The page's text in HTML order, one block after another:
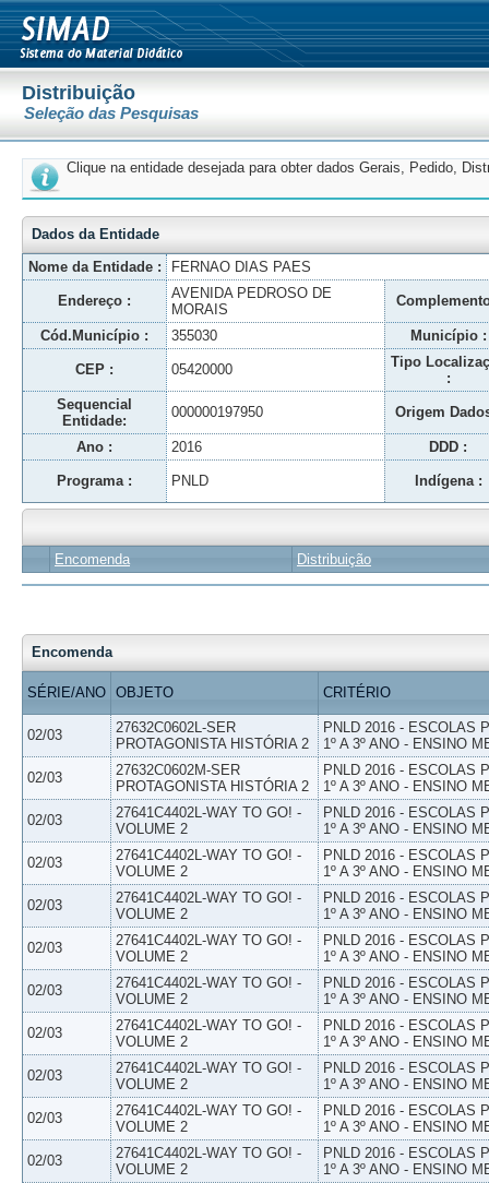
Distribuição
Seleção das Pesquisas
Clique na entidade desejada para obter dados Gerais, Pedido,
Dados da Entidade
Nome da Entidade :
FERNAO DIAS PAES
Endereço :
AVENIDA PEDROSO DE
MORAIS
Cód.Município : 355030 Município :
CEP : 05420000
Tipo
:
Sequencial
Entidade:
000000197950 Origem
Ano : 2016 DDD :
Programa : PNLD Indígena :
Encomenda Distribuição
Encomenda
SÉRIE/ANO OBJETO CRITÉRIO
02/03
27632C0602L-SER
PROTAGONISTA HISTÓRIA 2
PNLD 2016 - ESCOLAS
1º A 3º ANO - ENSINO
02/03
27632C0602M-SER
PROTAGONISTA HISTÓRIA 2
PNLD 2016 - ESCOLAS
1º A 3º ANO - ENSINO
02/03
27641C4402L-WAY TO GO! -
VOLUME 2
PNLD 2016 - ESCOLAS
1º A 3º ANO - ENSINO
02/03
27641C4402L-WAY TO GO! -
VOLUME 2
PNLD 2016 - ESCOLAS
1º A 3º ANO - ENSINO
02/03
27641C4402L-WAY TO GO! -
VOLUME 2
PNLD 2016 - ESCOLAS
1º A 3º ANO - ENSINO
02/03
27641C4402L-WAY TO GO! -
VOLUME 2
PNLD 2016 - ESCOLAS
1º A 3º ANO - ENSINO
02/03
27641C4402L-WAY TO GO! -
VOLUME 2
PNLD 2016 - ESCOLAS
1º A 3º ANO - ENSINO
02/03
27641C4402L-WAY TO GO! -
VOLUME 2
PNLD 2016 - ESCOLAS
1º A 3º ANO - ENSINO
02/03
27641C4402L-WAY TO GO! -
VOLUME 2
PNLD 2016 - ESCOLAS
1º A 3º ANO - ENSINO
02/03
27641C4402L-WAY TO GO! -
VOLUME 2
PNLD 2016 - ESCOLAS
1º A 3º ANO - ENSINO
02/03
27641C4402L-WAY TO GO! -
VOLUME 2
PNLD 2016 - ESCOLAS
1º A 3º ANO - ENSINO